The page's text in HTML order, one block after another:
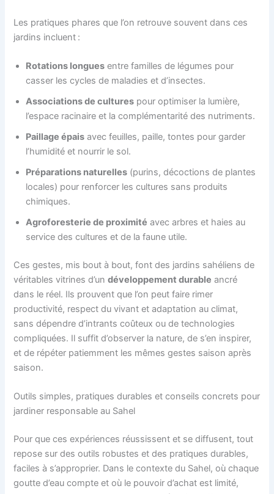
Les pratiques phares que l’on retrouve souvent dans ces
jardins incluent :
Rotations longues entre familles de légumes pour
casser les cycles de maladies et d’insectes.
Associations de cultures pour optimiser la lumière,
l’espace racinaire et la complémentarité des nutriments.
Paillage épais avec feuilles, paille, tontes pour garder
l’humidité et nourrir le sol.
Préparations naturelles (purins, décoctions de plantes
locales) pour renforcer les cultures sans produits
chimiques.
Agroforesterie de proximité avec arbres et haies au
service des cultures et de la faune utile.
Ces gestes, mis bout à bout, font des jardins sahéliens de
véritables vitrines d’undéveloppement durable ancré
dans le réel. Ils prouvent que l’on peut faire rimer
productivité, respect du vivant et adaptation au climat,
sans dépendre d’intrants coûteux ou de technologies
compliquées. Il suffit d’observer la nature, de s’en inspirer,
et de répéter patiemment les mêmes gestes saison après
saison.
Outils simples, pratiques durables et conseils concrets pour
jardiner responsable au Sahel
Pour que ces expériences réussissent et se diffusent, tout
repose sur des outils robustes et des pratiques durables,
faciles à s’approprier. Dans le contexte du Sahel, où chaque
goutte d’eau compte et où le pouvoir d’achat est limité,